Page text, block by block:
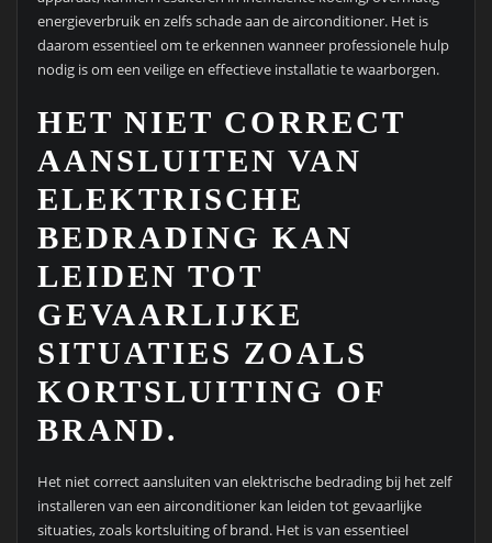
energieverbruik en zelfs schade aan de airconditioner. Het is
daarom essentieel om te erkennen wanneer professionele hulp
nodig is om een veilige en effectieve installatie te waarborgen.
HET NIET CORRECT
AANSLUITEN VAN
ELEKTRISCHE
BEDRADING KAN
LEIDEN TOT
GEVAARLIJKE
SITUATIES ZOALS
KORTSLUITING OF
BRAND.
Het niet correct aansluiten van elektrische bedrading bij het zelf
installeren van een airconditioner kan leiden tot gevaarlijke
situaties, zoals kortsluiting of brand. Het is van essentieel